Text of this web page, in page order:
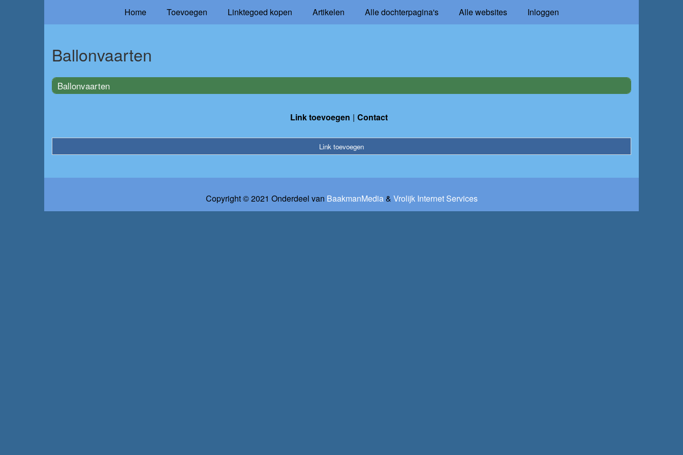
Home Toevoegen Linktegoed kopen Artikelen Alle dochterpagina's Alle websites Inloggen
Ballonvaarten
Ballonvaarten
Link toevoegen Contact
Link toevoegen
Copyright © 2021 Onderdeel van BaakmanMedia& Vrolijk Internet Services